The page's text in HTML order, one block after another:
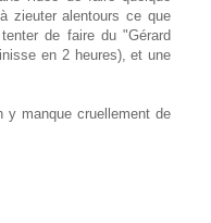
zieuter alentours ce que
de faire du "Gérard
en 2 heures), et une
manque cruellement de